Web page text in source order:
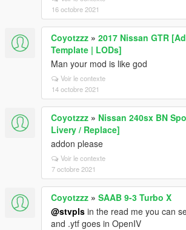
16 octobre 2021
Coyotzzz » 2017 Nissan GTR
Template | LODs]
Man your mod is like god
Voir le contexte
14 octobre 2021
Coyotzzz » Nissan 240sx BN
Livery / Replace]
addon please
Voir le contexte
7 octobre 2021
Coyotzzz » SAAB 9-3 Turbo X
@stvpls in the read me you can
and .ytf goes in OpenIV